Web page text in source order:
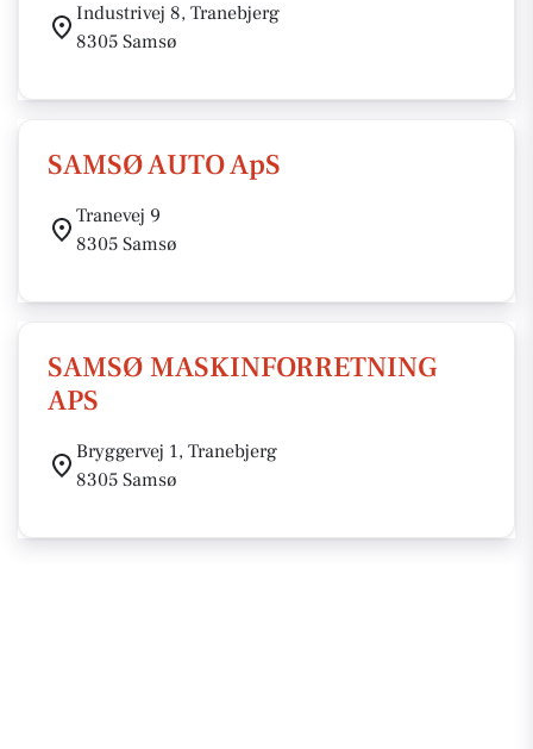
Industrivej 8, Tranebjerg
8305 Samsø
SAMSØ AUTO ApS
Tranevej 9
8305 Samsø
SAMSØ MASKINFORRETNING
APS
Bryggervej 1, Tranebjerg
8305 Samsø